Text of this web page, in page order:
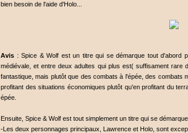
bien besoin de l'aide d'Holo...
Avis : Spice & Wolf est un titre qui se démarque tout d'abord
médiévale, et entre deux adultes qui plus est( suffisament
fantastique, mais plutôt que des combats à l'épée, des combats
profitant des situations économiques plutôt qu'en profitant du
épée.
Ensuite, Spice & Wolf est tout simplement un titre qui se
-Les deux personnages principaux, Lawrence et Holo, sont